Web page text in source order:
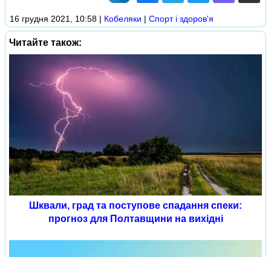
16 грудня 2021, 10:58 | Кобеляки | Спорт і здоров'я
Читайте також:
Шквали, град та поступове спадання спеки:
прогноз для Полтавщини на вихідні